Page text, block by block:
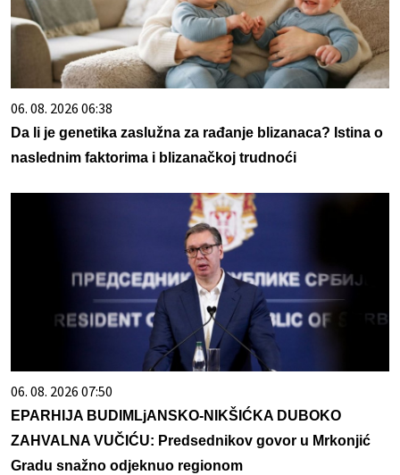
06. 08. 2026 06:38
Da li je genetika zaslužna za rađanje blizanaca? Istina o
naslednim faktorima i blizanačkoj trudnoći
06. 08. 2026 07:50
EPARHIJA BUDIMLjANSKO-NIKŠIĆKA DUBOKO
ZAHVALNA VUČIĆU: Predsednikov govor u Mrkonjić
Gradu snažno odjeknuo regionom